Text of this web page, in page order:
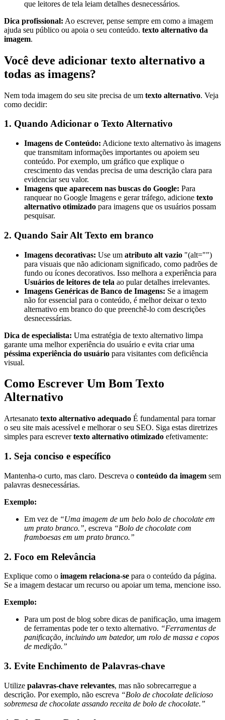
que leitores de tela leiam detalhes desnecessários.
Dica profissional: Ao escrever, pense sempre em como a imagem
ajuda seu público ou apoia o seu conteúdo. texto alternativo da
imagem.
Você deve adicionar texto alternativo a
todas as imagens?
Nem toda imagem do seu site precisa de um texto alternativo. Veja
como decidir:
1. Quando Adicionar o Texto Alternativo
Imagens de Conteúdo: Adicione texto alternativo às imagens
que transmitam informações importantes ou apoiem seu
conteúdo. Por exemplo, um gráfico que explique o
crescimento das vendas precisa de uma descrição clara para
evidenciar seu valor.
Imagens que aparecem nas buscas do Google: Para
ranquear no Google Imagens e gerar tráfego, adicione texto
alternativo otimizado para imagens que os usuários possam
pesquisar.
2. Quando Sair Alt Texto em branco
Imagens decorativas: Use um atributo alt vazio "(alt="")
para visuais que não adicionam significado, como padrões de
fundo ou ícones decorativos. Isso melhora a experiência para
Usuários de leitores de tela ao pular detalhes irrelevantes.
Imagens Genéricas de Banco de Imagens: Se a imagem
não for essencial para o conteúdo, é melhor deixar o texto
alternativo em branco do que preenchê-lo com descrições
desnecessárias.
Dica de especialista: Uma estratégia de texto alternativo limpa
garante uma melhor experiência do usuário e evita criar uma
péssima experiência do usuário para visitantes com deficiência
visual.
Como Escrever Um Bom Texto
Alternativo
Artesanato texto alternativo adequado É fundamental para tornar
o seu site mais acessível e melhorar o seu SEO. Siga estas diretrizes
simples para escrevertexto alternativo otimizado efetivamente:
1. Seja conciso e específico
Mantenha-o curto, mas claro. Descreva o conteúdo da imagem sem
palavras desnecessárias.
Exemplo:
Em vez de “Uma imagem de um belo bolo de chocolate em
um prato branco.”, escreva “Bolo de chocolate com
framboesas em um prato branco.”
2. Foco em Relevância
Explique como o imagem relaciona-se para o conteúdo da página.
Se a imagem destacar um recurso ou apoiar um tema, mencione isso.
Exemplo:
Para um post de blog sobre dicas de panificação, uma imagem
de ferramentas pode ter o texto alternativo. “Ferramentas de
panificação, incluindo um batedor, um rolo de massa e copos
de medição.”
3. Evite Enchimento de Palavras-chave
Utilize palavras-chave relevantes, mas não sobrecarregue a
descrição. Por exemplo, não escreva “Bolo de chocolate delicioso
sobremesa de chocolate assando receita de bolo de chocolate.”